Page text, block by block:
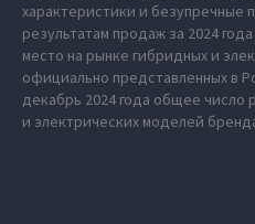
характеристики и безупречные
результатам продаж за 2024
место на рынке гибридных и
официально представленных в
декабрь 2024 года общее число
и электрических моделей